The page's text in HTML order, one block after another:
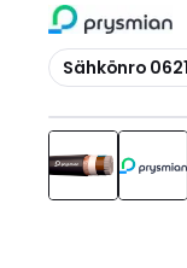
Kopioi
Sähkönro